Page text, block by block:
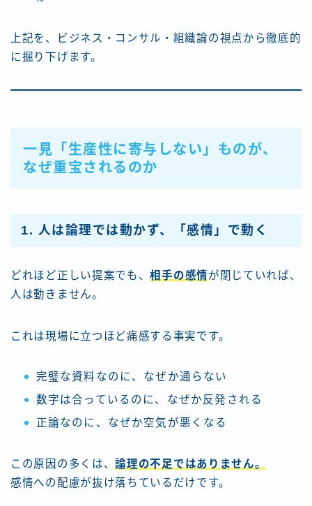
上記を、ビジネス・コンサル・組織論の視点から徹底的
に掘り下げます。
一見「生産性に寄与しない」ものが、
なぜ重宝されるのか
1. 人は論理では動かず、「感情」で動く
どれほど正しい提案でも、相手の感情が閉じていれば、
人は動きません。
これは現場に立つほど痛感する事実です。
完璧な資料なのに、なぜか通らない
数字は合っているのに、なぜか反発される
正論なのに、なぜか空気が悪くなる
この原因の多くは、論理の不足ではありません。
感情への配慮が抜け落ちているだけです。